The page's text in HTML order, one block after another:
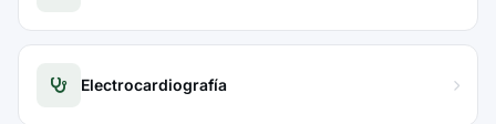
Electrocardiografía